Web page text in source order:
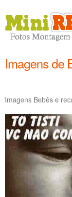
Imagens de
Imagens Bebês e